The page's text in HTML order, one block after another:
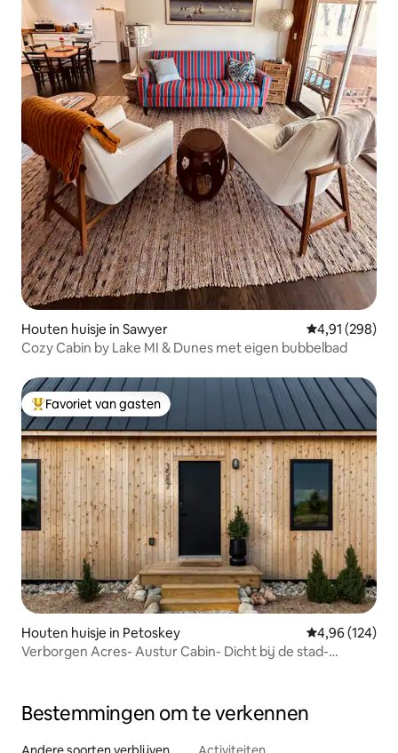
Houten huisje in Sawyer Gemiddelde
4,91 (298)
Cozy Cabin by Lake MI & Dunes met eigen bubbelbad
Topfavoriet van gasten
Favoriet van gasten
Houten huisje in Petoskey Gemiddelde
4,96 (124)
Verborgen Acres- Austur Cabin- Dicht bij de stad-
Bestemmingen om te verkennen